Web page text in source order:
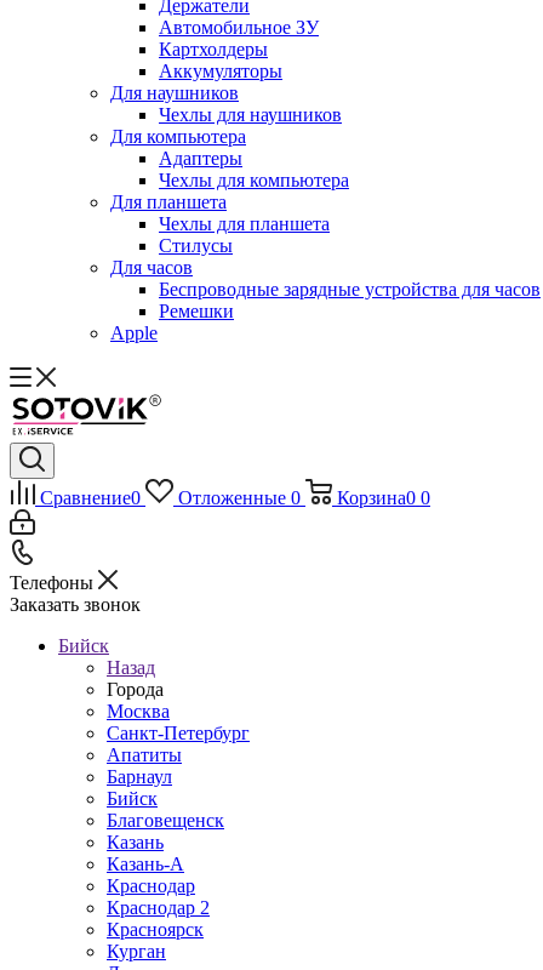
Держатели
Автомобильное ЗУ
Картхолдеры
Аккумуляторы
Для наушников
Чехлы для наушников
Для компьютера
Адаптеры
Чехлы для компьютера
Для планшета
Чехлы для планшета
Стилусы
Для часов
Беспроводные зарядные устройства для часов
Ремешки
Apple
Сравнение0 Отложенные 0 Корзина0 0
Телефоны
Заказать звонок
Бийск
Назад
Города
Москва
Санкт-Петербург
Апатиты
Барнаул
Бийск
Благовещенск
Казань
Казань-А
Краснодар
Краснодар 2
Красноярск
Курган